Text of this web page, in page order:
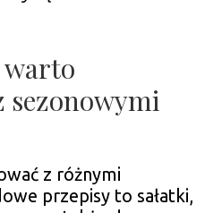
warto
sezonowymi
z różnymi
przepisy to sałatki,